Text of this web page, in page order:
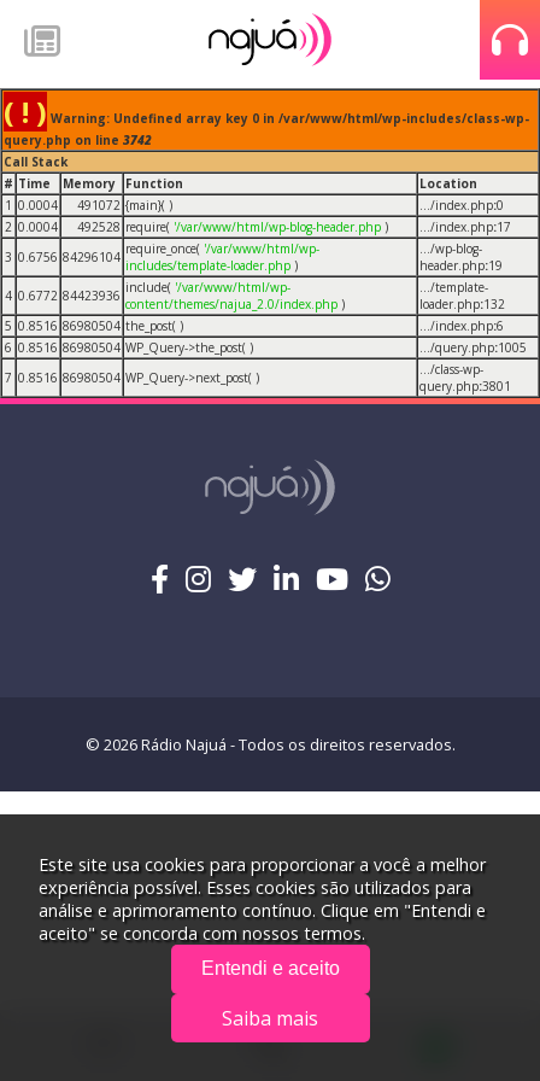
( ! ) Warning: Undefined array key 0 in /var/www/html/wp-includes/class-wp-
query.php on line 3742
Call Stack
# Time Memory Function
Location
1 0.0004 491072 {main}( ) .../index.php:0
2 0.0004 492528 require( '/var/www/html/wp-blog-header.php ) .../index.php:17
3 0.6756 84296104 require_once( '/var/www/html/wp-
includes/template-loader.php )
.../wp-blog-
header.php:19
4 0.6772 84423936 include( '/var/www/html/wp-
content/themes/najua_2.0/index.php )
.../template-
loader.php:132
5 0.8516 86980504 the_post( ) .../index.php:6
6 0.8516 86980504 WP_Query->the_post( ) .../query.php:1005
7 0.8516 86980504 WP_Query->next_post( )
.../class-wp-
query.php:3801
© 2026 Rádio Najuá - Todos os direitos reservados.
Este site usa cookies para proporcionar a você a melhor
experiência possível. Esses cookies são utilizados para
análise e aprimoramento contínuo. Clique em "Entendi e
aceito" se concorda com nossos termos.
Entendi e aceito
Saiba mais